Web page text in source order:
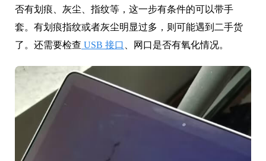
否有划痕、灰尘、指纹等，这一步有条件的可以带手
套。有划痕指纹或者灰尘明显过多，则可能遇到二手货
了。还需要检查 USB 接口 、网口是否有氧化情况。